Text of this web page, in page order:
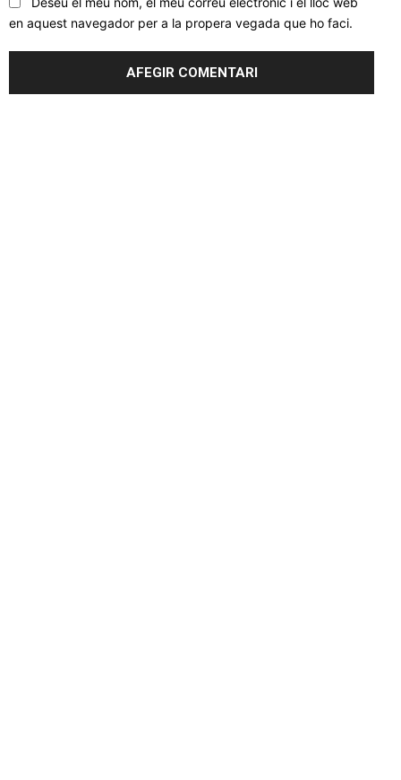
en aquest navegador per a la propera vegada que ho faci.